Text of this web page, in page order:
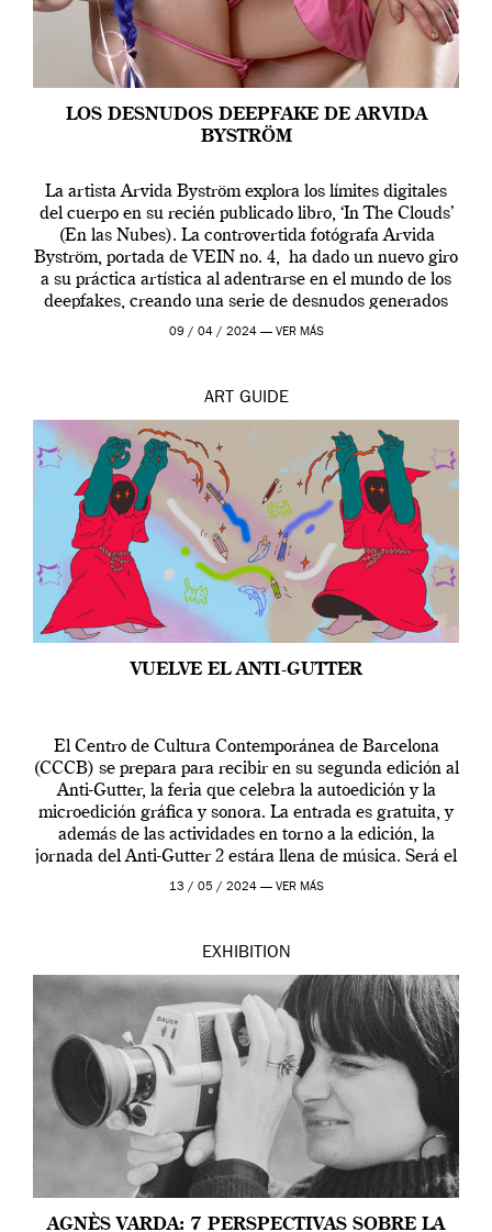
LOS DESNUDOS DEEPFAKE DE ARVIDA
BYSTRÖM
La artista Arvida Byström explora los límites digitales
del cuerpo en su recién publicado libro, ‘In The Clouds’
(En las Nubes). La controvertida fotógrafa Arvida
Byström, portada de VEIN no. 4, ha dado un nuevo giro
a su práctica artística al adentrarse en el mundo de los
deepfakes, creando una serie de desnudos generados
por […]
09 / 04 / 2024 — VER MÁS
ART GUIDE
VUELVE EL ANTI-GUTTER
El Centro de Cultura Contemporánea de Barcelona
(CCCB) se prepara para recibir en su segunda edición al
Anti-Gutter, la feria que celebra la autoedición y la
microedición gráfica y sonora. La entrada es gratuita, y
además de las actividades en torno a la edición, la
jornada del Anti-Gutter 2 estára llena de música. Será el
[…]
13 / 05 / 2024 — VER MÁS
EXHIBITION
AGNÈS VARDA: 7 PERSPECTIVAS SOBRE LA